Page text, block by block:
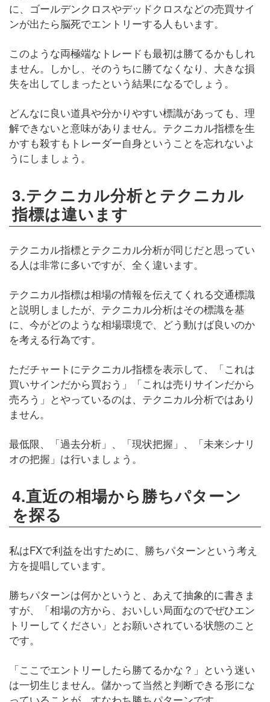
に、ゴールデンクロスやデッドクロスなどの売買サイ
ンが出たら脳死でエントリーする人もいます。
このような両極端なトレードも最初は勝てるかもしれ
ません。しかし、そのうちに勝てなくなり、大きな損
失を出してしまったという結果になるでしょう。
どんなに良い道具や分かりやすい標識があっても、理
解できないと意味がありません。テクニカル指標を生
かすも殺すもトレーダー自身ということを忘れないよ
うにしましょう。
3.テクニカル分析とテクニカル
指標は違います
テクニカル指標とテクニカル分析が同じだと思ってい
る人は非常に多いですが、全く違います。
テクニカル指標は相場の情報を伝えてくれる交通標識
と説明しましたが、テクニカル分析はその標識を基
に、今がどのような相場環境で、どう動けば良いのか
を考える行為です。
ただチャートにテクニカル指標を表示して、「これは
買いサインだから買おう」「これは売りサインだから
売ろう」とやっているのは、テクニカル分析ではあり
ません。
最低限、「過去分析」、「現状把握」、「未来シナリ
オの把握」は行いましょう。
4.直近の相場から勝ちパターン
を探る
私はFXで利益を出すために、勝ちパターンという考え
方を提唱しています。
勝ちパターンは何かというと、あえて抽象的に書きま
すが、「相場の方から、おいしい局面なのでぜひエン
トリーしてください」とお願いされている状態のこと
です。
「ここでエントリーしたら勝てるかな？」という迷い
は一切生じません。儲かって当然と判断できる形にな